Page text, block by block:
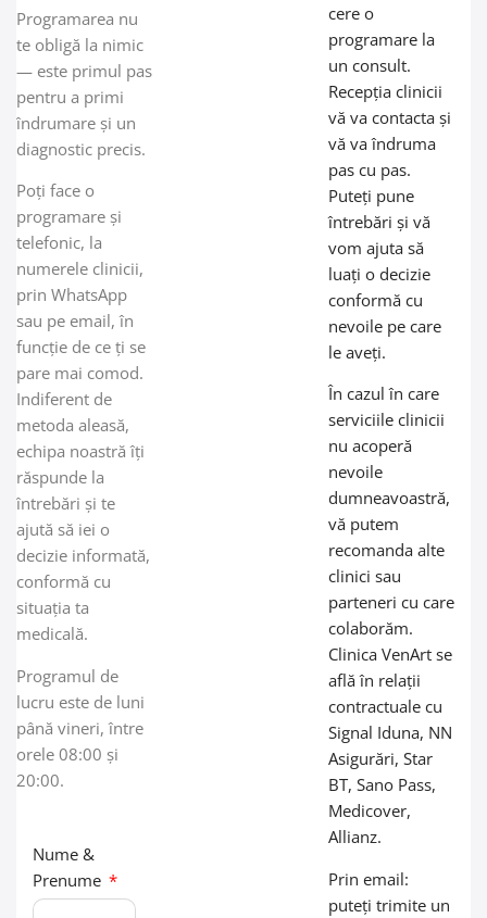
Programarea nu
te obligă la nimic
— este primul pas
pentru a primi
îndrumare și un
diagnostic precis.
Poți face o
programare și
telefonic, la
numerele clinicii,
prin WhatsApp
sau pe email, în
funcție de ce ți se
pare mai comod.
Indiferent de
metoda aleasă,
echipa noastră îți
răspunde la
întrebări și te
ajută să iei o
decizie informată,
conformă cu
situația ta
medicală.
Programul de
lucru este de luni
până vineri, între
orele 08:00 și
20:00.
Nume &
Prenume
cere o
programare la
un consult.
Recepția clinicii
vă va contacta și
vă va îndruma
pas cu pas.
Puteți pune
întrebări și vă
vom ajuta să
luați o decizie
conformă cu
nevoile pe care
le aveți.
În cazul în care
serviciile clinicii
nu acoperă
nevoile
dumneavoastră,
vă putem
recomanda alte
clinici sau
parteneri cu care
colaborăm.
Clinica VenArt se
află în relații
contractuale cu
Signal Iduna, NN
Asigurări, Star
BT, Sano Pass,
Medicover,
Allianz.
Prin email:
puteți trimite un